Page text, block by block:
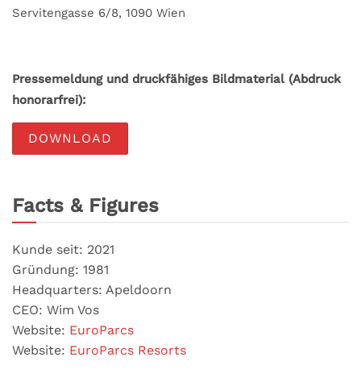
Servitengasse 6/8, 1090 Wien
Pressemeldung und druckfähiges Bildmaterial (Abdruck
honorarfrei):
DOWNLOAD
Facts & Figures
Kunde seit: 2021
Gründung: 1981
Headquarters: Apeldoorn
CEO: Wim Vos
Website: EuroParcs
Website: EuroParcs Resorts